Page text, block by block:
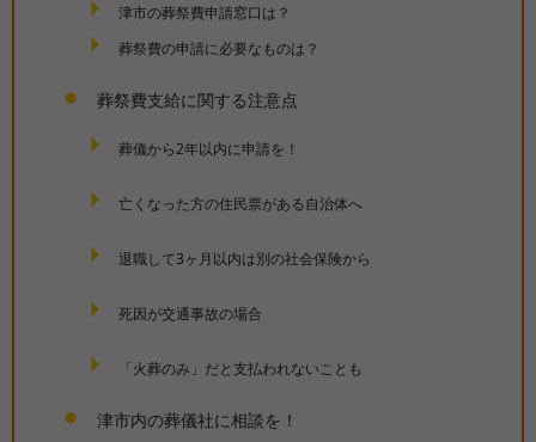
津市の葬祭費申請窓口は？
葬祭費の申請に必要なものは？
葬祭費支給に関する注意点
葬儀から2年以内に申請を！
亡くなった方の住民票がある自治体へ
退職して3ヶ月以内は別の社会保険から
死因が交通事故の場合
「火葬のみ」だと支払われないことも
津市内の葬儀社に相談を！